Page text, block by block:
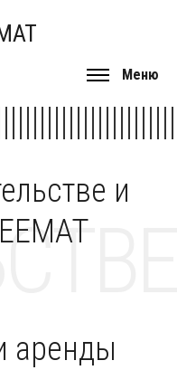
Меню
и
аренды